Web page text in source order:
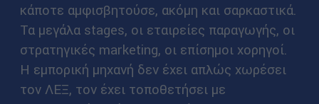
κάποτε αμφισβητούσε, ακόμη και σαρκαστικά.
Τα μεγάλα stages, οι εταιρείες παραγωγής, οι
στρατηγικές marketing, οι επίσημοι χορηγοί.
Η εμπορική μηχανή δεν έχει απλώς χωρέσει
τον ΛΕΞ, τον έχει τοποθετήσει με